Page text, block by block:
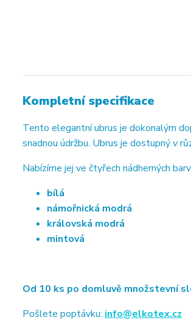
Kompletní specifikace
Tento elegantní ubrus je dokonalým
snadnou údržbu. Ubrus je dostupný v
Nabízíme jej ve čtyřech nádherných
bílá
námořnická modrá
královská modrá
mintová
Od 10 ks po domluvě množstevní
Pošlete poptávku: info@elkotex.cz